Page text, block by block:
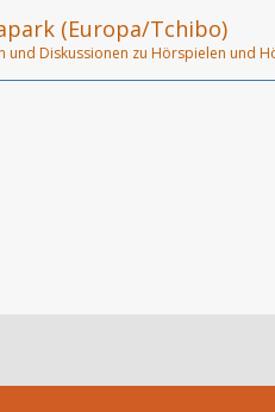
(Europa/Tchibo)
und Diskussionen zu Hörspielen und